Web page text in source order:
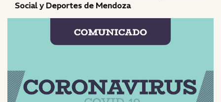
Social y Deportes de Mendoza